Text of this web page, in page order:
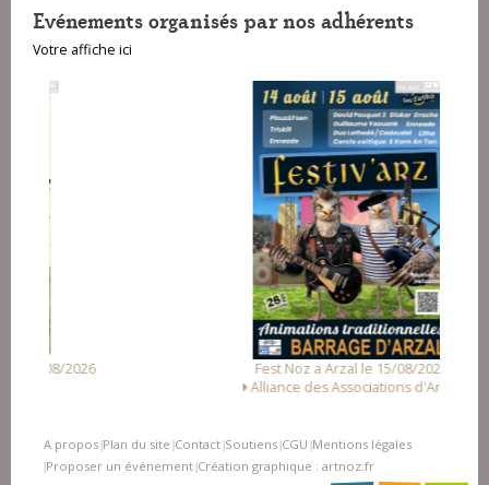
Evénements organisés par nos adhérents
Votre affiche ici
Fest Noz a Arzal le 15/08/2026
Alliance des Associations d'Arzal
A propos |Plan du site |Contact |Soutiens |CGU |Mentions légales
|Proposer un événement |Création graphique : artnoz.fr